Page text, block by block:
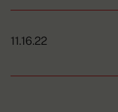
11.16.22